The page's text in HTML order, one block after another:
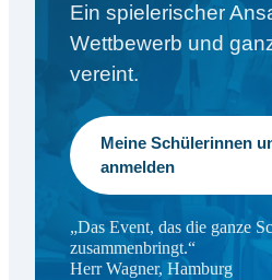
Ein spielerischer
Wettbewerb und
vereint.
Meine Schülerinnen
anmelden
„Das Event, das die ganze
zusammenbringt.“
Herr Wagner, Hamburg